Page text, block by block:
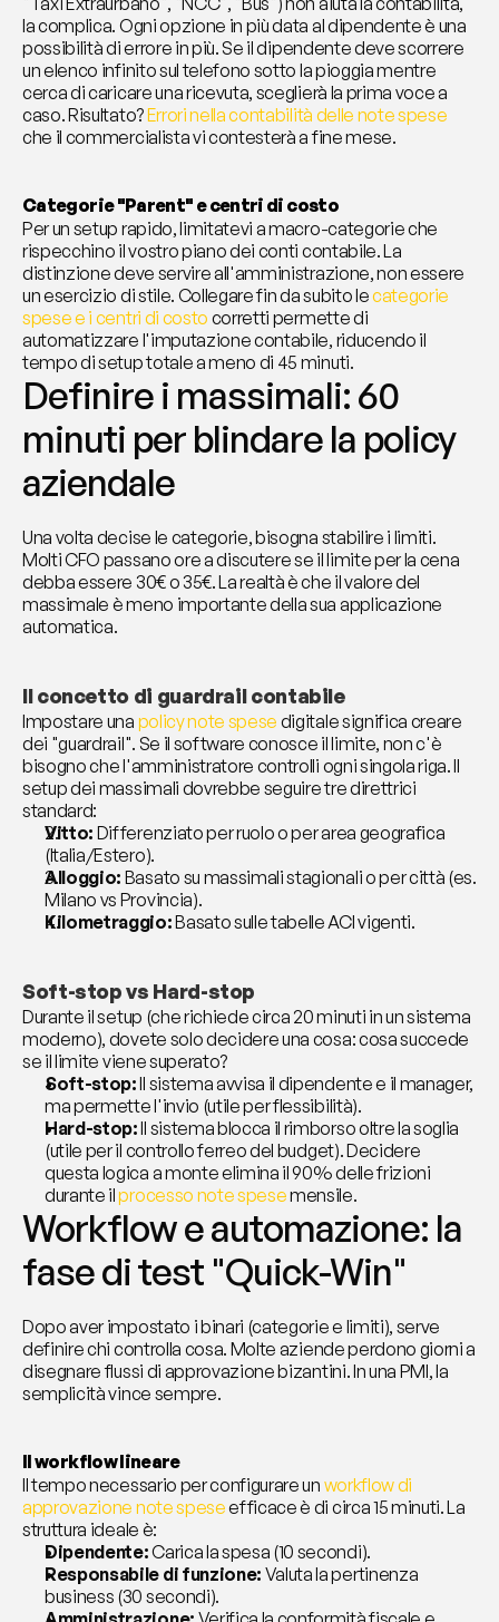
la complica. Ogni opzione in più data al dipendente è una
possibilità di errore in più. Se il dipendente deve scorrere
un elenco infinito sul telefono sotto la pioggia mentre
cerca di caricare una ricevuta, sceglierà la prima voce a
caso. Risultato? Errori nella contabilità delle note spese
che il commercialista vi contesterà a fine mese.
Categorie "Parent" e centri di costo
Per un setup rapido, limitatevi a macro-categorie che
rispecchino il vostro piano dei conti contabile. La
distinzione deve servire all'amministrazione, non essere
un esercizio di stile. Collegare fin da subito le categorie
spese e i centri di costo corretti permette di
automatizzare l'imputazione contabile, riducendo il
tempo di setup totale a meno di 45 minuti.
Definire i massimali: 60
minuti per blindare la policy
aziendale
Una volta decise le categorie, bisogna stabilire i limiti.
Molti CFO passano ore a discutere se il limite per la cena
debba essere 30€ o 35€. La realtà è che il valore del
massimale è meno importante della sua applicazione
automatica.
Il concetto di guardrail contabile
Impostare una policy note spese digitale significa creare
dei "guardrail". Se il software conosce il limite, non c'è
bisogno che l'amministratore controlli ogni singola riga. Il
setup dei massimali dovrebbe seguire tre direttrici
standard:
Vitto: Differenziato per ruolo o per area geografica
(Italia/Estero).
Alloggio: Basato su massimali stagionali o per città (es.
Milano vs Provincia).
Kilometraggio: Basato sulle tabelle ACI vigenti.
Soft-stop vs Hard-stop
Durante il setup (che richiede circa 20 minuti in un sistema
moderno), dovete solo decidere una cosa: cosa succede
se il limite viene superato?
Soft-stop: Il sistema avvisa il dipendente e il manager,
ma permette l'invio (utile per flessibilità).
Hard-stop: Il sistema blocca il rimborso oltre la soglia
(utile per il controllo ferreo del budget). Decidere
questa logica a monte elimina il 90% delle frizioni
durante il processo note spese mensile.
Workflow e automazione: la
fase di test "Quick-Win"
Dopo aver impostato i binari (categorie e limiti), serve
definire chi controlla cosa. Molte aziende perdono giorni a
disegnare flussi di approvazione bizantini. In una PMI, la
semplicità vince sempre.
Il workflow lineare
Il tempo necessario per configurare un workflow di
approvazione note spese efficace è di circa 15 minuti. La
struttura ideale è:
Dipendente: Carica la spesa (10 secondi).
Responsabile di funzione: Valuta la pertinenza
business (30 secondi).